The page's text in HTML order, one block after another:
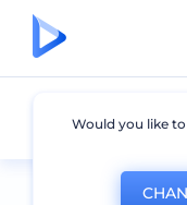
Corretor de
Would you like